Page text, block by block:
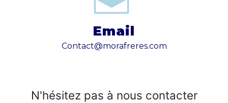
Email
contact@morafreres.com
N'hésitez pas à nous contacter